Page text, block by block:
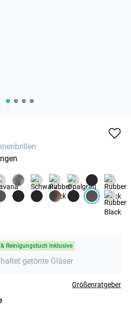
Reinigungstuch inklusive
getönte Gläser
Größenratgeber